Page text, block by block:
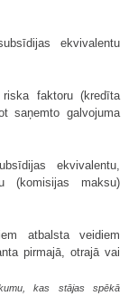
ekvivalentu
faktoru (kredīta
saņemto galvojuma
ekvivalentu,
(komisijas maksu)
atbalsta veidiem
pirmajā, otrajā vai
kas stājas spēkā